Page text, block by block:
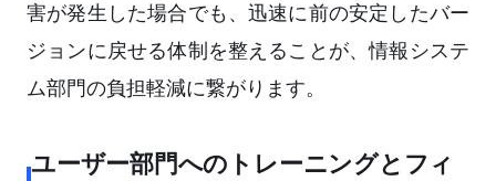
害が発生した場合でも、迅速に前の安定したバー
ジョンに戻せる体制を整えることが、情報システ
ム部門の負担軽減に繋がります。
ユーザー部門へのトレーニングとフィ